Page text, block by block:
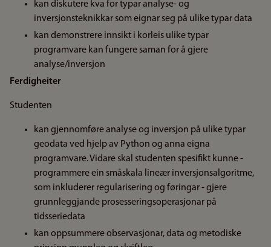
kan diskutere kva for typar analyse- og
inversjonsteknikkar som eignar seg på ulike typar data
kan demonstrere innsikt i korleis ulike typar
programvare kan fungere saman for å gjere
analyse/inversjon
Ferdigheiter
Studenten
kan gjennomføre analyse og inversjon på ulike typar
geodata ved hjelp av Python og anna eigna
programvare. Vidare skal studenten spesifikt kunne -
programmere ein småskala lineær inversjonsalgoritme,
som inkluderer regularisering og føringar - gjere
grunnleggjande prosesseringsoperasjonar på
tidsseriedata
kan oppsummere observasjonar, data og metodiske